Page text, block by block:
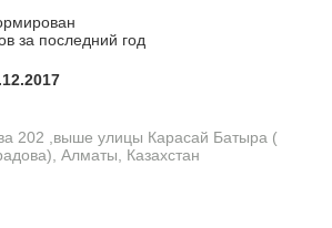
за последний год
202 ,выше улицы Карасай Батыра (
Алматы, Казахстан